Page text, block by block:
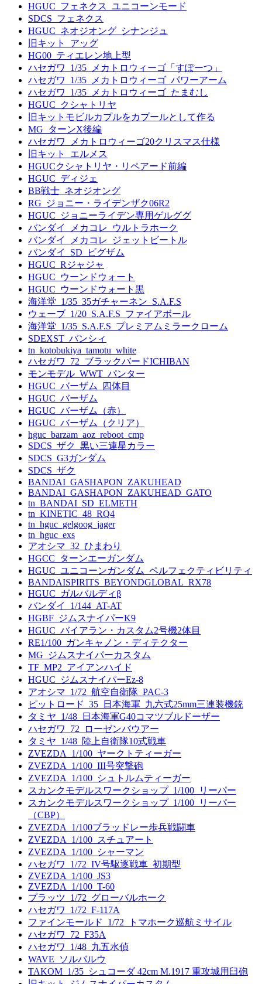
HGUC_フェネクス_ユニコーンモード
SDCS_フェネクス
HGUC_ネオジオング_シナンジュ
旧キット_アッグ
HG00_ティエレン地上型
ハセガワ_1/35_メカトロウィーゴ「すぽーつ」
ハセガワ_1/35_メカトロウィーゴ_パワーアーム
ハセガワ_1/35_メカトロウィーゴ_たまむし
HGUC_クシャトリヤ
旧キットモビルカプルをカプールとして作る
MG_ターンX後編
ハセガワ_メカトロウィーゴ20クリスマス仕様
旧キット_エルメス
HGUCクシャトリヤ・リペアード前編
HGUC_ディジェ
BB戦士_ネオジオング
RG_ジョニー・ライデンザク06R2
HGUC_ジョニーライデン専用ゲルググ
バンダイ_メカコレ_ウルトラホーク
バンダイ_メカコレ_ジェットビートル
バンダイ_SD_ビグザム
HGUC_Rジャジャ
HGUC_ウーンドウォート
HGUC_ウーンドウォート黒
海洋堂_1/35_35ガチャーネン_S.A.F.S
ウェーブ_1/20_S.A.F.S_ファイアボール
海洋堂_1/35_S.A.F.S_プレミアムミラークローム
SDEXST_バンシィ
tn_kotobukiya_tamotu_white
ハセガワ_72_ブラックバードICHIBAN
モンモデル_WWT_パンター
HGUC_バーザム_四体目
HGUC_バーザム
HGUC_バーザム（赤）
HGUC_バーザム（クリア）
hguc_barzam_aoz_reboot_cmp
SDCS_ザク_黒い三連星カラー
SDCS_G3ガンダム
SDCS_ザク
BANDAI_GASHAPON_ZAKUHEAD
BANDAI_GASHAPON_ZAKUHEAD_GATO
tn_BANDAI_SD_ELMETH
tn_KINETIC_48_RQ4
tn_hguc_gelgoog_jager
tn_hguc_exs
アオシマ_32_ひまわり
HGCC_ターンエーガンダム
HGUC_ユニコーンガンダム_ペルフェクティビリティ
BANDAISPIRITS_BEYONDGLOBAL_RX78
HGUC_ガルバルディβ
バンダイ_1/144_AT-AT
HGBF_ジムスナイパーK9
HGUC_バイアラン・カスタム2号機2体目
RE1/100_ガンキャノン・ディテクター
MG_ジムスナイパーカスタム
TF_MP2_アイアンハイド
HGUC_ジムスナイパーEz-8
アオシマ_1/72_航空自衛隊_PAC-3
ピットロード_35_日本海軍_九六式25mm三連装機銃
タミヤ_1/48_日本海軍G40コマツブルドーザー
ハセガワ_72_ローゼンバウアー
タミヤ_1/48_陸上自衛隊10式戦車
ZVEZDA_1/100_ヤークトティーガー
ZVEZDA_1/100_III号突撃砲
ZVEZDA_1/100_シュトルムティーガー
スカンクモデルスワークショップ_1/100_リーパー
スカンクモデルスワークショップ_1/100_リーパー
（CBP）
ZVEZDA_1/100ブラッドレー歩兵戦闘車
ZVEZDA_1/100_スチュアート
ZVEZDA_1/100_シャーマン
ハセガワ_1/72_IV号駆逐戦車_初期型
ZVEZDA_1/100_JS3
ZVEZDA_1/100_T-60
プラッツ_1/72_グローバルホーク
ハセガワ_1/72_F-117A
ファインモールド_1/72_トマホーク巡航ミサイル
ハセガワ_72_F35A
ハセガワ_1/48_九五水偵
WAVE_ソルバルウ
TAKOM_1/35_シュコーダ 42cm M.1917 重攻城用臼砲